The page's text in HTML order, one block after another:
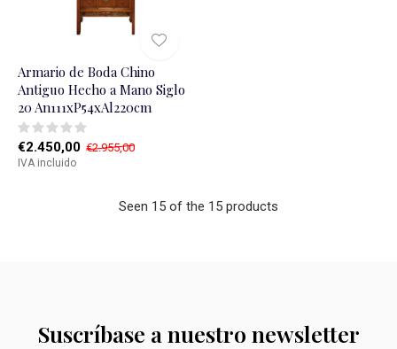
Armario de Boda Chino
Antiguo Hecho a Mano Siglo
20 An111xP54xAl220cm
€2.450,00 €2.955,00
IVA incluido
Seen 15 of the 15 products
Suscríbase a nuestro newsletter